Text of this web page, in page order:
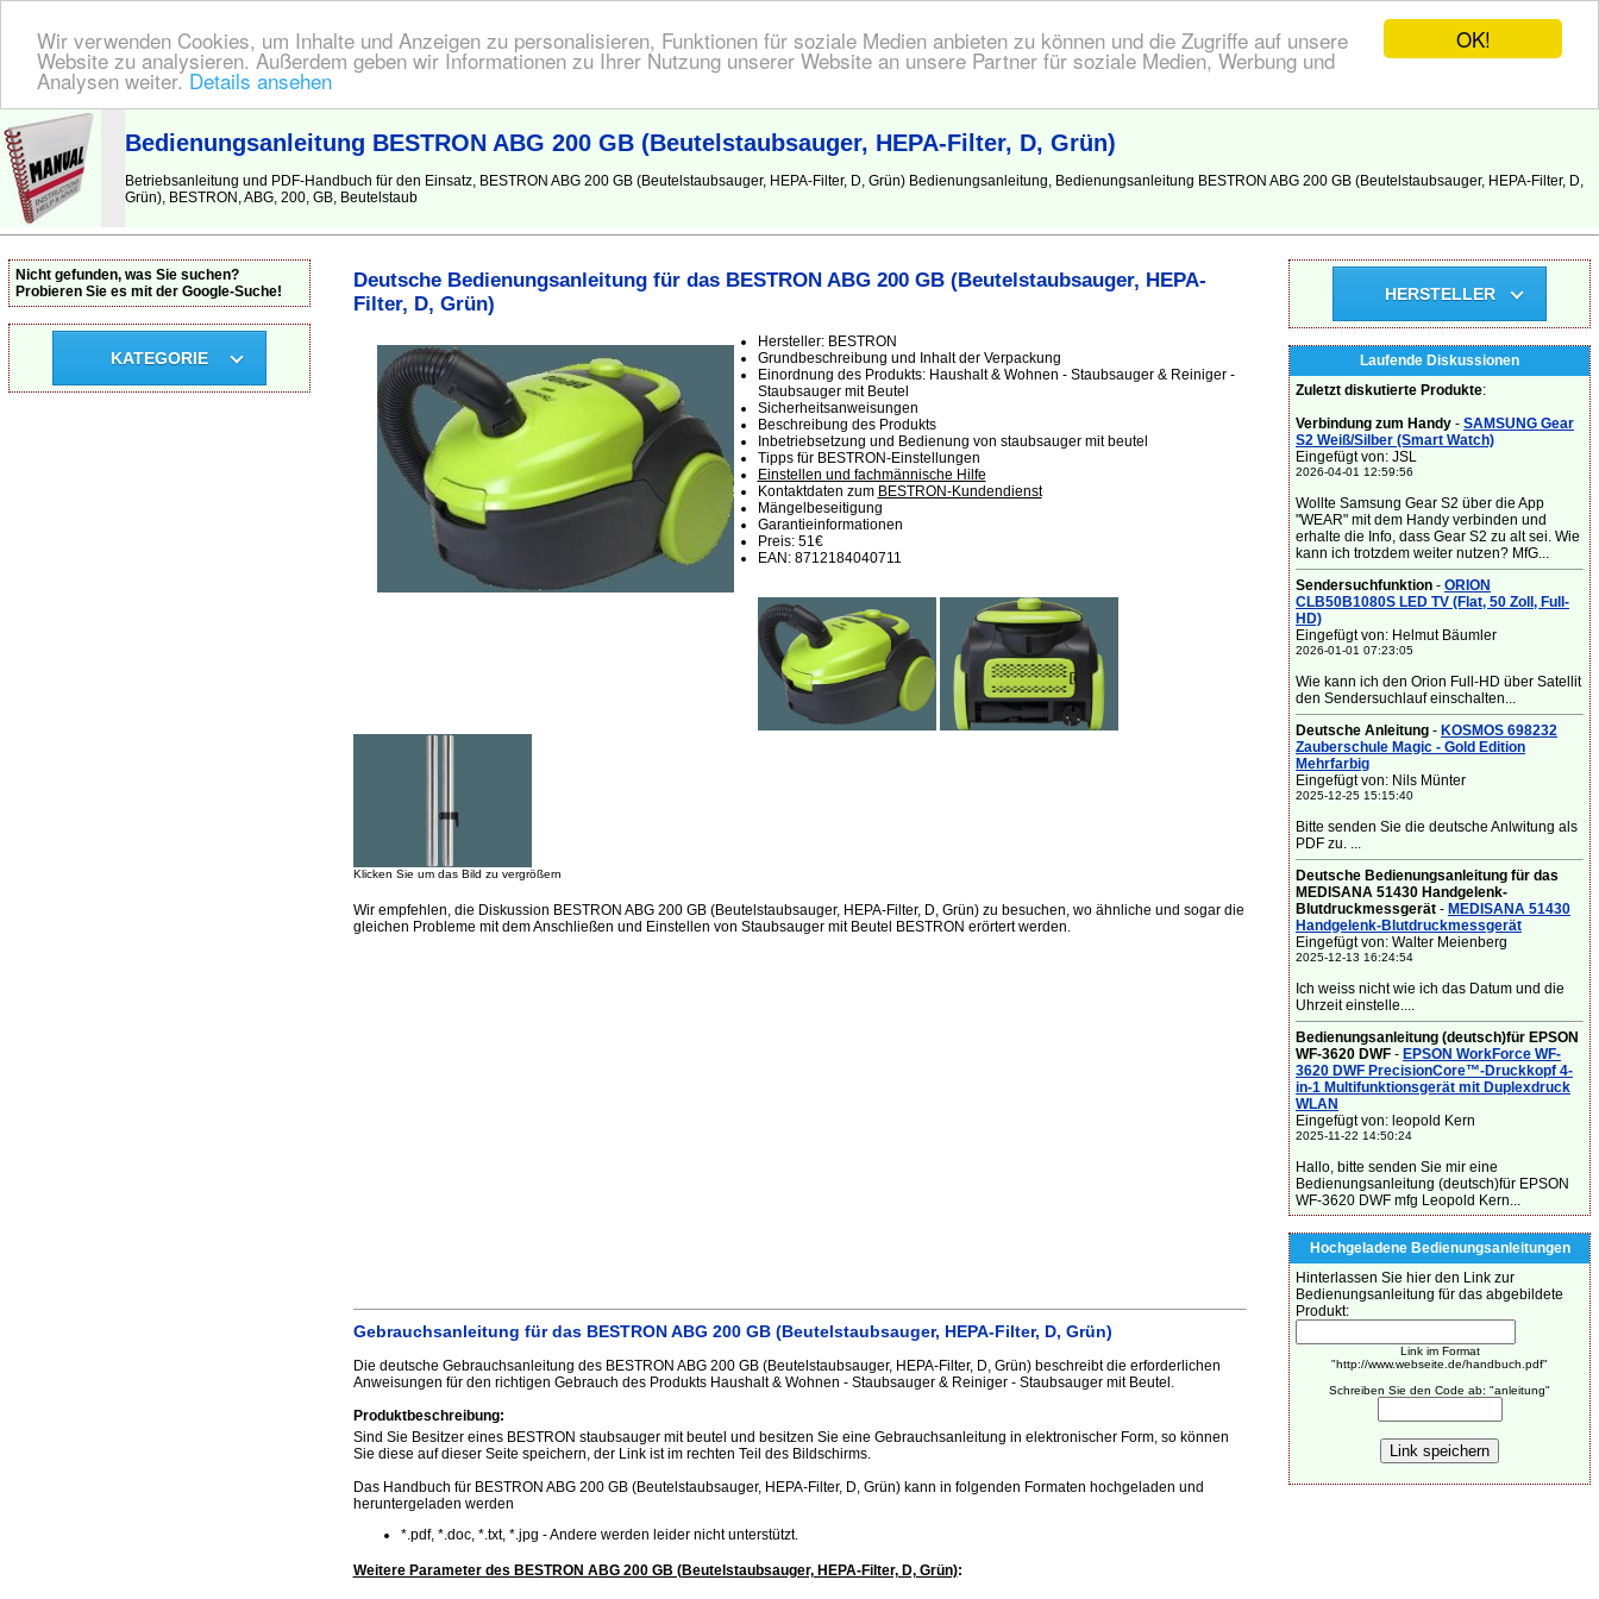
OK!
Wir verwenden Cookies, um Inhalte und Anzeigen zu personalisieren, Funktionen für soziale Medien anbieten zu können und die Zugriffe auf unsere
Website zu analysieren. Außerdem geben wir Informationen zu Ihrer Nutzung unserer Website an unsere Partner für soziale Medien, Werbung und
Analysen weiter. Details ansehen
BEDIENUNGSANLEITUNG | Hier finden Sie die deutsche Anleitung!
Bedienungsanleitung BESTRON ABG 200 GB (Beutelstaubsauger, HEPA-Filter, D, Grün)
Betriebsanleitung und PDF-Handbuch für den Einsatz, BESTRON ABG 200 GB (Beutelstaubsauger, HEPA-Filter, D, Grün) Bedienungsanleitung, Bedienungsanleitung BESTRON ABG 200 GB (Beutelstaubsauger, HEPA-Filter, D,
Grün), BESTRON, ABG, 200, GB, Beutelstaub
Deutsche Bedienungsanleitung für das BESTRON ABG 200 GB (Beutelstaubsauger, HEPA-
Filter, D, Grün)
Hersteller: BESTRON
Grundbeschreibung und Inhalt der Verpackung
Einordnung des Produkts: Haushalt & Wohnen - Staubsauger & Reiniger -
Staubsauger mit Beutel
Sicherheitsanweisungen
Beschreibung des Produkts
Inbetriebsetzung und Bedienung von staubsauger mit beutel
Tipps für BESTRON-Einstellungen
Einstellen und fachmännische Hilfe
Kontaktdaten zum BESTRON-Kundendienst
Mängelbeseitigung
Garantieinformationen
Preis: 51€
EAN: 8712184040711
Klicken Sie um das Bild zu vergrößern
Wir empfehlen, die Diskussion BESTRON ABG 200 GB (Beutelstaubsauger, HEPA-Filter, D, Grün) zu besuchen, wo ähnliche und sogar die
gleichen Probleme mit dem Anschließen und Einstellen von Staubsauger mit Beutel BESTRON erörtert werden.
Gebrauchsanleitung für das BESTRON ABG 200 GB (Beutelstaubsauger, HEPA-Filter, D, Grün)
Die deutsche Gebrauchsanleitung des BESTRON ABG 200 GB (Beutelstaubsauger, HEPA-Filter, D, Grün) beschreibt die erforderlichen
Anweisungen für den richtigen Gebrauch des Produkts Haushalt & Wohnen - Staubsauger & Reiniger - Staubsauger mit Beutel.
Produktbeschreibung:
Sind Sie Besitzer eines BESTRON staubsauger mit beutel und besitzen Sie eine Gebrauchsanleitung in elektronischer Form, so können
Sie diese auf dieser Seite speichern, der Link ist im rechten Teil des Bildschirms.
Das Handbuch für BESTRON ABG 200 GB (Beutelstaubsauger, HEPA-Filter, D, Grün) kann in folgenden Formaten hochgeladen und
heruntergeladen werden
*.pdf, *.doc, *.txt, *.jpg - Andere werden leider nicht unterstützt.
Weitere Parameter des BESTRON ABG 200 GB (Beutelstaubsauger, HEPA-Filter, D, Grün):
Nicht gefunden, was Sie suchen?
Probieren Sie es mit der Google-Suche!
KATEGORIE
HERSTELLER
Laufende Diskussionen
Zuletzt diskutierte Produkte:
Verbindung zum Handy - SAMSUNG Gear
S2 Weiß/Silber (Smart Watch)
Eingefügt von: JSL
2026-04-01 12:59:56
Wollte Samsung Gear S2 über die App
"WEAR" mit dem Handy verbinden und
erhalte die Info, dass Gear S2 zu alt sei. Wie
kann ich trotzdem weiter nutzen? MfG...
Sendersuchfunktion - ORION
CLB50B1080S LED TV (Flat, 50 Zoll, Full-
HD)
Eingefügt von: Helmut Bäumler
2026-01-01 07:23:05
Wie kann ich den Orion Full-HD über Satellit
den Sendersuchlauf einschalten...
Deutsche Anleitung - KOSMOS 698232
Zauberschule Magic - Gold Edition
Mehrfarbig
Eingefügt von: Nils Münter
2025-12-25 15:15:40
Bitte senden Sie die deutsche Anlwitung als
PDF zu. ...
Deutsche Bedienungsanleitung für das
MEDISANA 51430 Handgelenk-
Blutdruckmessgerät - MEDISANA 51430
Handgelenk-Blutdruckmessgerät
Eingefügt von: Walter Meienberg
2025-12-13 16:24:54
Ich weiss nicht wie ich das Datum und die
Uhrzeit einstelle....
Bedienungsanleitung (deutsch)für EPSON
WF-3620 DWF - EPSON WorkForce WF-
3620 DWF PrecisionCore™-Druckkopf 4-
in-1 Multifunktionsgerät mit Duplexdruck
WLAN
Eingefügt von: leopold Kern
2025-11-22 14:50:24
Hallo, bitte senden Sie mir eine
Bedienungsanleitung (deutsch)für EPSON
WF-3620 DWF mfg Leopold Kern...
Hochgeladene Bedienungsanleitungen
Hinterlassen Sie hier den Link zur
Bedienungsanleitung für das abgebildete
Produkt:
Link im Format
"http://www.webseite.de/handbuch.pdf"
Schreiben Sie den Code ab: "anleitung"